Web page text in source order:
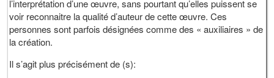
l’interprétation d’une œuvre, sans pourtant qu’elles puissent se
voir reconnaitre la qualité d’auteur de cette œuvre. Ces
personnes sont parfois désignées comme des « auxiliaires » de
la création.
Il s’agit plus précisément de (s):